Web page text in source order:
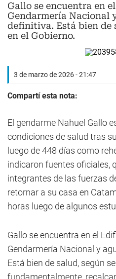
Gallo se encuentra en
Gendarmería Nacional
definitiva. Está bien de
en el Gobierno.
3 de marzo de 2026 - 21:47
Compartí esta nota:
El gendarme Nahuel Gallo
condiciones de salud tras
luego de 448 días como
indicaron fuentes oficiales,
integrantes de las fuerzas
retornar a su casa en
horas luego de algunos
Gallo se encuentra en el
Gendarmería Nacional y
Está bien de salud, según
fundamentalmente,